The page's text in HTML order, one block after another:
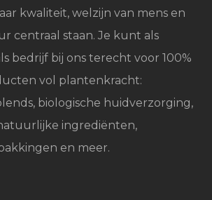
kwaliteit, welzijn van mens en
centraal staan. Je kunt als
bedrijf bij ons terecht voor 100%
vol plantenkracht:
biologische huidverzorging,
ingrediënten,
en meer.